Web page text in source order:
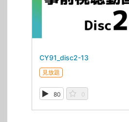
CY91_disc2-13
見放題
80 0